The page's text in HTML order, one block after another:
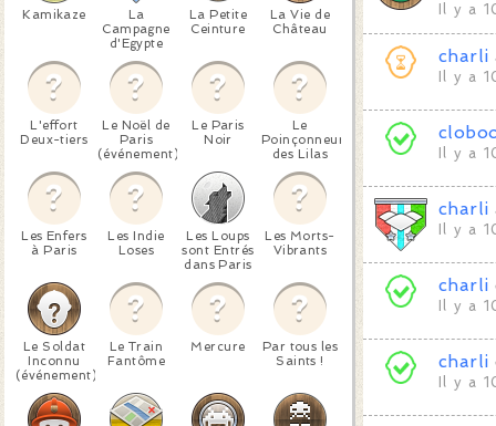
Kamikaze
La
Campagne
d'Egypte
La Petite
Ceinture
La Vie de
Château
L'effort
Deux-tiers
Le Noël de
Paris
(événement)
Le Paris
Noir
Le
Poinçonneur
des Lilas
Les Enfers
à Paris
Les Indie
Loses
Les Loups
sont Entrés
dans Paris
Les Morts-
Vibrants
Le Soldat
Inconnu
(événement)
Le Train
Fantôme
Mercure
Par tous les
Saints !
Il y a
charli
Il y a
Il y a
charli
Il y a
charli
Il y a
charli
Il y a